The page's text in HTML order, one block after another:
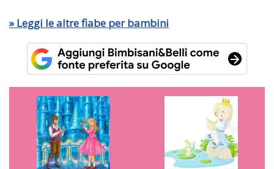
» Leggi le altre fiabe per bambini